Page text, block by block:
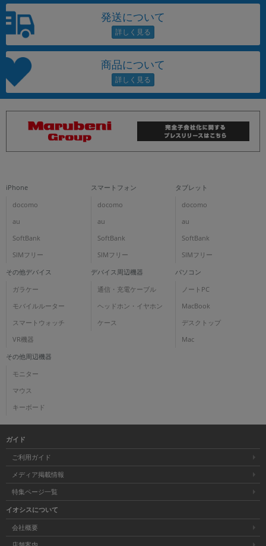
発送について
商品について
iPhone
docomo
au
SoftBank
SIMフリー
スマートフォン
docomo
au
SoftBank
SIMフリー
タブレット
docomo
au
SoftBank
SIMフリー
その他デバイス
ガラケー
モバイルルーター
スマートウォッチ
VR機器
デバイス周辺機器
通信・充電ケーブル
ヘッドホン・イヤホン
ケース
パソコン
ノートPC
MacBook
デスクトップ
Mac
その他周辺機器
モニター
マウス
キーボード
ガイド
ご利用ガイド
メディア掲載情報
特集ページ一覧
イオシスについて
会社概要